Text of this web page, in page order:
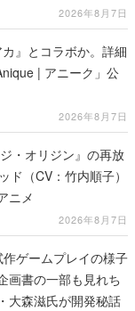
2026年8月7日
カ』とコラボか。詳細
| アニーク」公
2026年8月7日
・オリジン』の再放
ド（CV：竹内順子）
ニメ
2026年8月7日
作ゲームプレイの様子
画書の一部も見れち
大森滋氏が開発秘話